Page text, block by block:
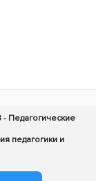
- Педагогические
педагогики и